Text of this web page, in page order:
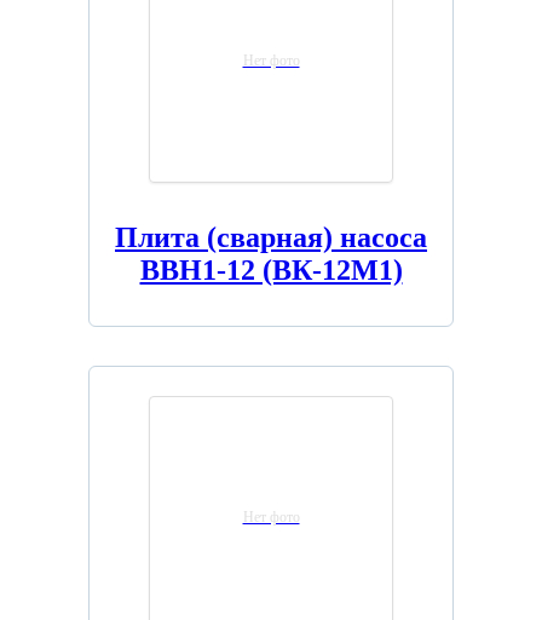
Нет фото
Плита (сварная) насоса
ВВН1-12 (ВК-12М1)
Нет фото